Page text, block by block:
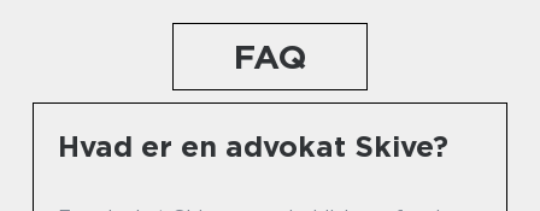
FAQ
Hvad er en advokat Skive?